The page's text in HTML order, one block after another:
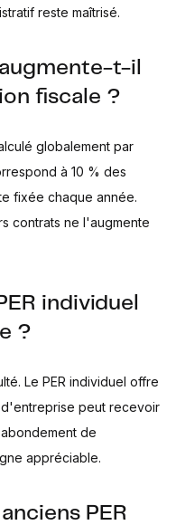
reste maîtrisé.
t-il
fiscale ?
globalement par
à 10 % des
fixée chaque année.
contrats ne l'augmente
individuel
?
Le PER individuel offre
d'entreprise peut recevoir
de
appréciable.
PER